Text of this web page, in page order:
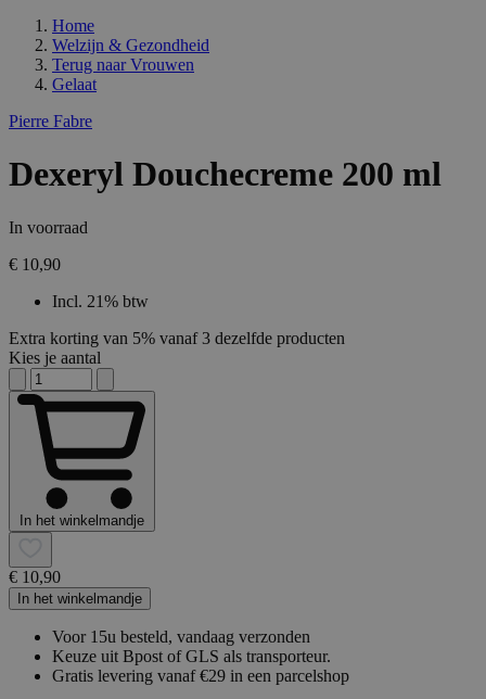
Home
Welzijn & Gezondheid
Terug naar Vrouwen
Gelaat
Pierre Fabre
Dexeryl Douchecreme 200 ml
In voorraad
€ 10,90
Incl. 21% btw
Extra korting van 5% vanaf 3 dezelfde producten
Kies je aantal
In het winkelmandje
€ 10,90
In het winkelmandje
Voor 15u besteld, vandaag verzonden
Keuze uit Bpost of GLS als transporteur.
Gratis levering vanaf €29 in een parcelshop